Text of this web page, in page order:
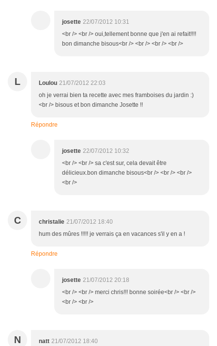
josette 22/07/2012 10:31
<br /> <br /> oui,tellement bonne que j'en ai refait!!!!
bon dimanche bisous<br /> <br /> <br /> <br />
L Loulou 21/07/2012 22:03
oh je verrai bien ta recette avec mes framboises du jardin :)
<br /> bisous et bon dimanche Josette !!
Répondre
josette 22/07/2012 10:32
<br /> <br /> sa c'est sur, cela devait être
délicieux.bon dimanche bisous<br /> <br /> <br />
<br />
C christalie 21/07/2012 18:40
hum des mûres !!!!! je verrais ça en vacances s'il y en a !
Répondre
josette 21/07/2012 20:18
<br /> <br /> merci chris!!! bonne soirée<br /> <br />
<br /> <br />
N natt 21/07/2012 18:40